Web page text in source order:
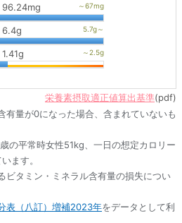
96.24mg
6.4g
1.41g
栄養素摂取適正値算出基準(pdf)
有量が0になった場合、含まれていないも
の平常時女性51kg、一日の想定カロリー
ます。
ビタミン・ミネラル含有量の損失につい
表（八訂）増補2023年をデータとして利